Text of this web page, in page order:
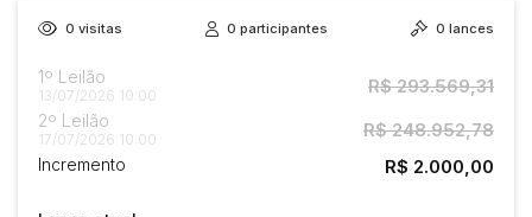
0 visitas 0 participantes 0 lances
1º Leilão
13/07/2026 10:00 R$ 293.569,31
2º Leilão
17/07/2026 10:00 R$ 248.952,78
Incremento R$ 2.000,00